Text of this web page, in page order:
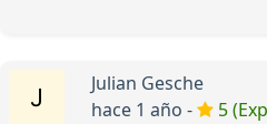
Julian Gesche
hace 1 año -
5